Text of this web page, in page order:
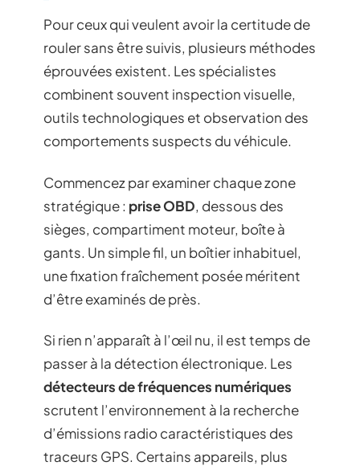
Pour ceux qui veulent avoir la certitude de
rouler sans être suivis, plusieurs méthodes
éprouvées existent. Les spécialistes
combinent souvent inspection visuelle,
outils technologiques et observation des
comportements suspects du véhicule.
Commencez par examiner chaque zone
stratégique : prise OBD, dessous des
sièges, compartiment moteur, boîte à
gants. Un simple fil, un boîtier inhabituel,
une fixation fraîchement posée méritent
d’être examinés de près.
Si rien n’apparaît à l’œil nu, il est temps de
passer à la détection électronique. Les
détecteurs de fréquences numériques
scrutent l’environnement à la recherche
d’émissions radio caractéristiques des
traceurs GPS. Certains appareils, plus